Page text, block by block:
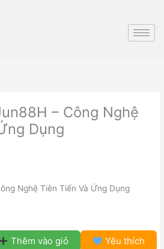
– Công Nghệ
Dụng
Nghệ Tiên Tiến Và Ứng Dụng
Thêm vào giỏ Yêu thích